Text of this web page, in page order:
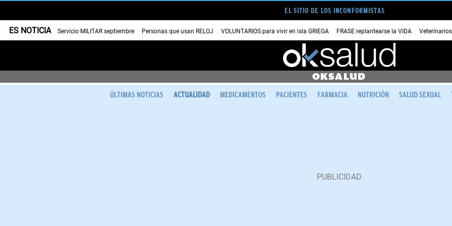
EL SITIO DE LOS INCONFORMISTAS
ES NOTICIA Servicio MILITAR septiembre Personas que usan RELOJ VOLUNTARIOS para vivir en isla GRIEGA FRASE replantearse la VIDA Veterinarios
OKSALUD
ÚLTIMAS NOTICIAS ACTUALIDAD MEDICAMENTOS PACIENTES FARMACIA NUTRICIÓN SALUD SEXUAL